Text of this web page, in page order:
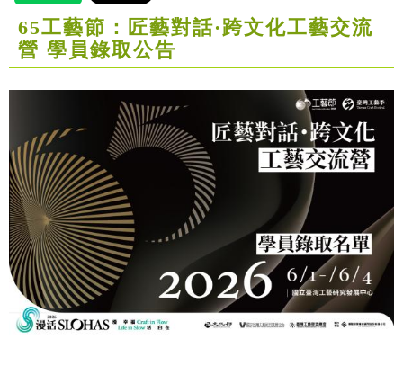
65工藝節：匠藝對話·跨文化工藝交流
營 學員錄取公告